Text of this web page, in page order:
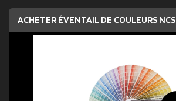
ACHETER ÉVENTAIL DE COULEURS NCS